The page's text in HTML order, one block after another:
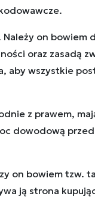
on bowiem
oraz zasadą
aby wszystkie
z prawem,
dowodową
on bowiem tzw.
ją strona